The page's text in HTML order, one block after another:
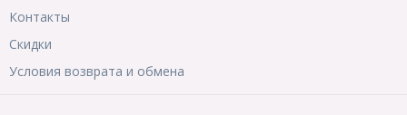
Контакты
Скидки
Условия возврата и обмена